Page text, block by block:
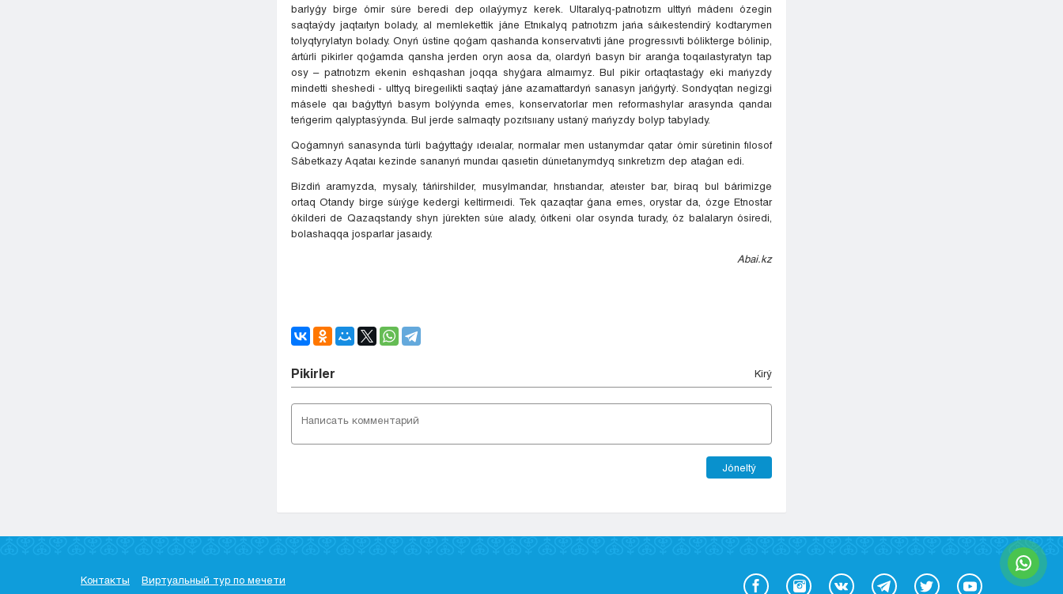
barlyǵy birge ómir súre beredi dep oılaýymyz kerek. Ultaralyq-patrıotızm ulttyń mádenı ózegin
saqtaýdy jaqtaıtyn bolady, al memlekettik jáne Etnıkalyq patrıotızm jańa sáıkestendirý kodtarymen
tolyqtyrylatyn bolady. Onyń ústine qoǵam qashanda konservatıvti jáne progressıvti bólikterge bólinip,
ártúrli pikirler qoǵamda qansha jerden oryn aosa da, olardyń basyn bir aranǵa toqaılastyratyn tap
osy – patrıotızm ekenin eshqashan joqqa shyǵara almaımyz. Bul pikir ortaqtastaǵy eki mańyzdy
mindetti sheshedi - ulttyq biregeılikti saqtaý jáne azamattardyń sanasyn jańǵyrtý. Sondyqtan negizgi
másele qaı baǵyttyń basym bolýynda emes, konservatorlar men reformashylar arasynda qandaı
teńgerim qalyptasýynda. Bul jerde salmaqty pozıtsııany ustaný mańyzdy bolyp tabylady.
Qoǵamnyń sanasynda túrli baǵyttaǵy ıdeıalar, normalar men ustanymdar qatar ómir súretinin fılosof
Sábetkazy Aqataı kezinde sananyń mundaı qasıetin dúnıetanymdyq sınkretızm dep ataǵan edi.
Bizdiń aramyzda, mysaly, táńirshilder, musylmandar, hrıstıandar, ateıster bar, biraq bul bárimizge
ortaq Otandy birge súıýge kedergi keltirmeıdi. Tek qazaqtar ǵana emes, orystar da, ózge Etnostar
ókilderi de Qazaqstandy shyn júrekten súıe alady, óıtkeni olar osynda turady, óz balalaryn ósiredi,
bolashaqqa josparlar jasaıdy.
Abai.kz
Pіkіrler Kіrý
Jóneltý
Контакты Виртуальный тур по мечети